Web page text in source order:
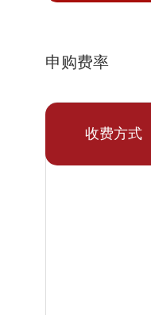
申购费率
收费方式